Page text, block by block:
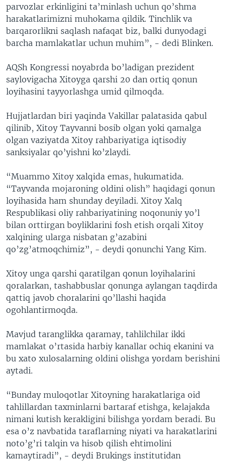
parvozlar erkinligini ta’minlash uchun qo’shma
harakatlarimizni muhokama qildik. Tinchlik va
barqarorlikni saqlash nafaqat biz, balki dunyodagi
barcha mamlakatlar uchun muhim”, - dedi Blinken.
AQSh Kongressi noyabrda bo’ladigan prezident
saylovigacha Xitoyga qarshi 20 dan ortiq qonun
loyihasini tayyorlashga umid qilmoqda.
Hujjatlardan biri yaqinda Vakillar palatasida qabul
qilinib, Xitoy Tayvanni bosib olgan yoki qamalga
olgan vaziyatda Xitoy rahbariyatiga iqtisodiy
sanksiyalar qo’yishni ko’zlaydi.
“Muammo Xitoy xalqida emas, hukumatida.
“Tayvanda mojaroning oldini olish” haqidagi qonun
loyihasida ham shunday deyiladi. Xitoy Xalq
Respublikasi oliy rahbariyatining noqonuniy yo’l
bilan orttirgan boyliklarini fosh etish orqali Xitoy
xalqining ularga nisbatan g’azabini
qo’zg’atmoqchimiz”, - deydi qonunchi Yang Kim.
Xitoy unga qarshi qaratilgan qonun loyihalarini
qoralarkan, tashabbuslar qonunga aylangan taqdirda
qattiq javob choralarini qo’llashi haqida
ogohlantirmoqda.
Mavjud taranglikka qaramay, tahlilchilar ikki
mamlakat o’rtasida harbiy kanallar ochiq ekanini va
bu xato xulosalarning oldini olishga yordam berishini
aytadi.
“Bunday muloqotlar Xitoyning harakatlariga oid
tahlillardan taxminlarni bartaraf etishga, kelajakda
nimani kutish kerakligini bilishga yordam beradi. Bu
esa o’z navbatida taraflarning niyati va harakatlarini
noto’g’ri talqin va hisob qilish ehtimolini
kamaytiradi”, - deydi Brukings institutidan